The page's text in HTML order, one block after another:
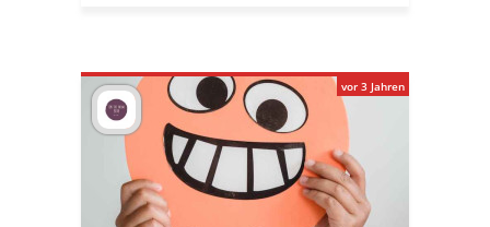
vor 3 Jahren